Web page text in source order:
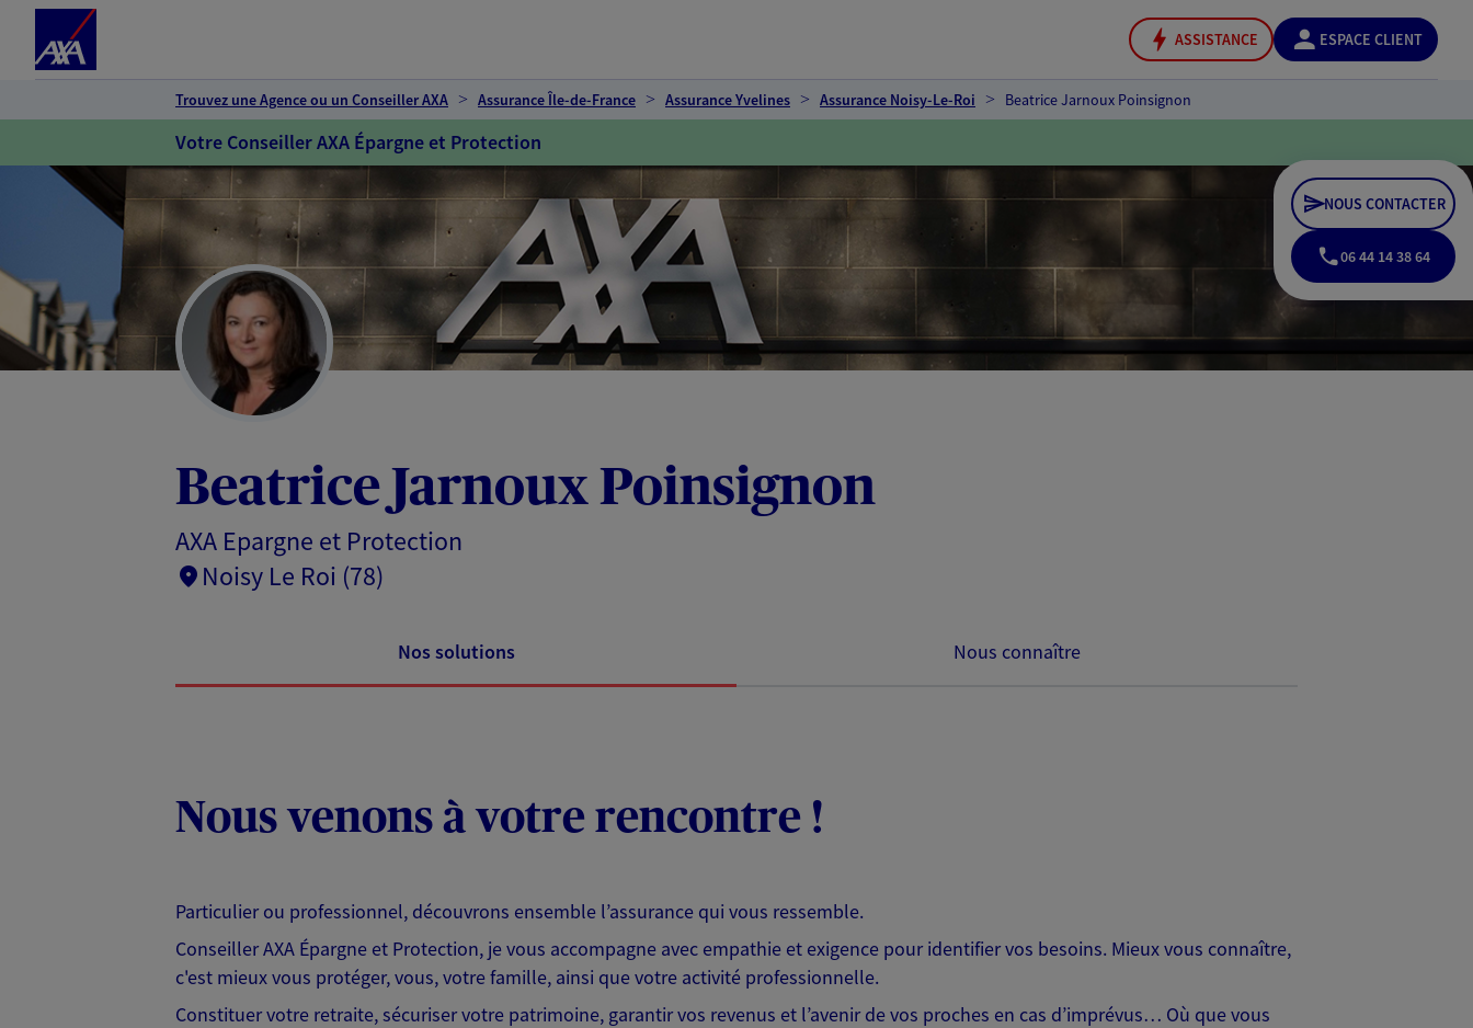
ASSISTANCE ESPACE CLIENT
Trouvez une Agence ou un Conseiller AXA Assurance Île-de-France Assurance Yvelines Assurance Noisy-Le-Roi Beatrice Jarnoux Poinsignon
Votre Conseiller AXA Épargne et Protection
Beatrice Jarnoux Poinsignon
AXA Epargne et Protection
Noisy Le Roi (78)
NOUS CONTACTER
06 44 14 38 64
Nos solutions Nous connaître
Nous venons à votre rencontre !
Particulier ou professionnel, découvrons ensemble l’assurance qui vous ressemble.
Conseiller AXA Épargne et Protection, je vous accompagne avec empathie et exigence pour identifier vos besoins. Mieux vous connaître,
c'est mieux vous protéger, vous, votre famille, ainsi que votre activité professionnelle.
Constituer votre retraite, sécuriser votre patrimoine, garantir vos revenus et l’avenir de vos proches en cas d’imprévus… Où que vous